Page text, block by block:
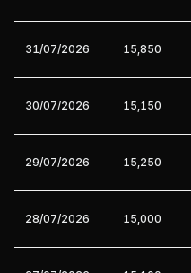
31/07/2026 15,850
30/07/2026 15,150
29/07/2026 15,250
28/07/2026 15,000